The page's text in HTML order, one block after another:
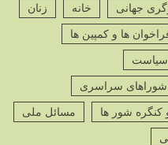
جهانی خانه
زنان
ها و کمپین ها
سیاست
شوراهای سراسری
شور ها
مسائل ملی